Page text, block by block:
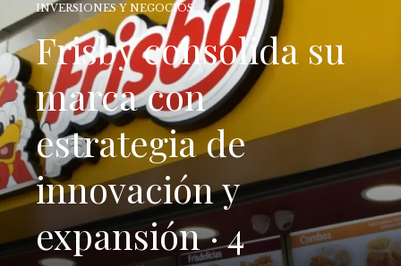
INVERSIONES Y NEGOCIOS
Frisby consolida su
marca con
estrategia de
innovación y
expansión · 4